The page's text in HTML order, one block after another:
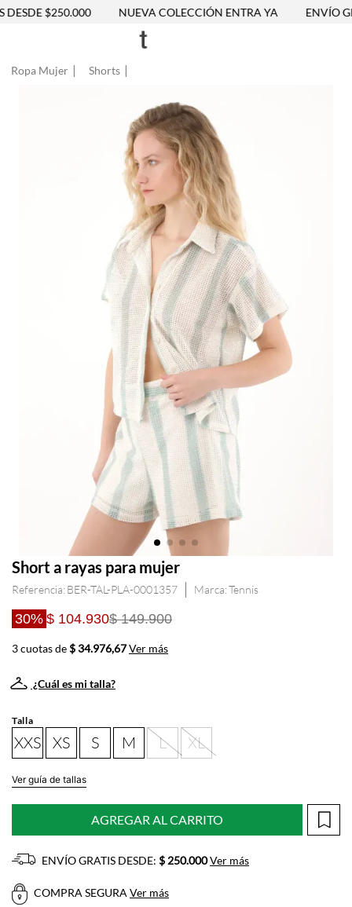
$250.000 NUEVA COLECCIÓN ENTRA YA ENVÍO
Ropa Mujer Shorts
Short a rayas para mujer
Referencia: BER-TAL-PLA-0001357 Tennis
30% $ 104.930$ 149.900
3 cuotas de$ 34.976,67Ver más
¿Cuál es mi talla?
Talla
XXS XS S M L XL
Ver guía de tallas
AGREGAR AL CARRITO
ENVÍO GRATIS DESDE: $ 250.000Ver más
COMPRA SEGURA Ver más